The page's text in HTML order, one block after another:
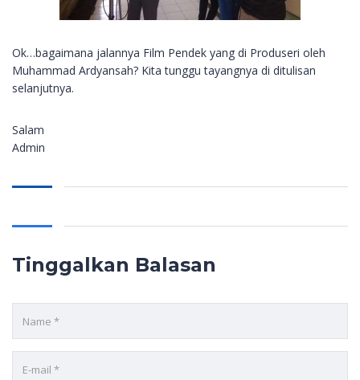
Ok…bagaimana jalannya Film Pendek yang di Produseri oleh
Muhammad Ardyansah? Kita tunggu tayangnya di ditulisan
selanjutnya.
Salam
Admin
Tinggalkan Balasan